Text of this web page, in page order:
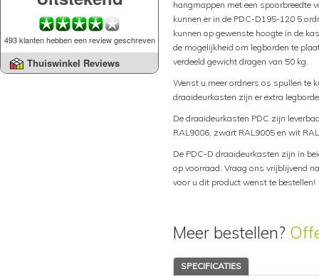
493 klanten hebben een review geschreven
Thuiswinkel Reviews
hangmappen met een spoorbreedte
kunnen er in de PDC-D195-120 5
kunnen op gewenste hoogte in de
de mogelijkheid om legborden te
verdeeld gewicht dragen van 50 kg.
Wenst u meer ordners os spullen te
draaideurkasten zijn er extra
De draaideurkasten PDC zijn
RAL9006, zwart RAL9005 en wit
De PDC-D draaideurkasten zijn in
op voorraad. Vraag ons vrijblijvend
voor u dit product wenst te bestellen!
Meer bestellen?
SPECIFICATIES